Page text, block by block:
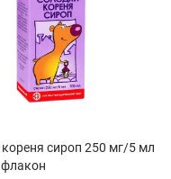
сироп 250 мг/5 мл